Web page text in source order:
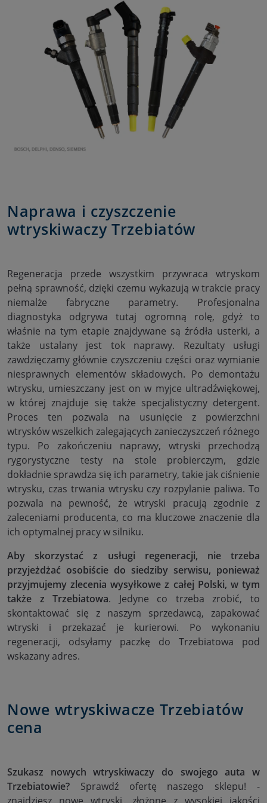
Naprawa i czyszczenie
wtryskiwaczy Trzebiatów
Regeneracja przede wszystkim przywraca wtryskom
pełną sprawność, dzięki czemu wykazują w trakcie pracy
niemalże fabryczne parametry. Profesjonalna
diagnostyka odgrywa tutaj ogromną rolę, gdyż to
właśnie na tym etapie znajdywane są źródła usterki, a
także ustalany jest tok naprawy. Rezultaty usługi
zawdzięczamy głównie czyszczeniu części oraz wymianie
niesprawnych elementów składowych. Po demontażu
wtrysku, umieszczany jest on w myjce ultradźwiękowej,
w której znajduje się także specjalistyczny detergent.
Proces ten pozwala na usunięcie z powierzchni
wtrysków wszelkich zalegających zanieczyszczeń różnego
typu. Po zakończeniu naprawy, wtryski przechodzą
rygorystyczne testy na stole probierczym, gdzie
dokładnie sprawdza się ich parametry, takie jak ciśnienie
wtrysku, czas trwania wtrysku czy rozpylanie paliwa. To
pozwala na pewność, że wtryski pracują zgodnie z
zaleceniami producenta, co ma kluczowe znaczenie dla
ich optymalnej pracy w silniku.
Aby skorzystać z usługi regeneracji, nie trzeba
przyjeżdżać osobiście do siedziby serwisu, ponieważ
przyjmujemy zlecenia wysyłkowe z całej Polski, w tym
także z Trzebiatowa. Jedyne co trzeba zrobić, to
skontaktować się z naszym sprzedawcą, zapakować
wtryski i przekazać je kurierowi. Po wykonaniu
regeneracji, odsyłamy paczkę do Trzebiatowa pod
wskazany adres.
Nowe wtryskiwacze Trzebiatów
cena
Szukasz nowych wtryskiwaczy do swojego auta w
Trzebiatowie? Sprawdź ofertę naszego sklepu! -